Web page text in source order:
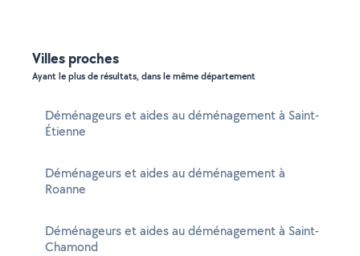
Villes proches
Ayant le plus de résultats, dans le même département
Déménageurs et aides au déménagement à Saint-
Étienne
Déménageurs et aides au déménagement à
Roanne
Déménageurs et aides au déménagement à Saint-
Chamond